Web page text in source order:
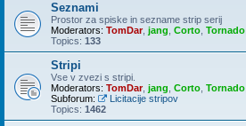
Seznami
Prostor za spiske in sezname strip serij
Moderators: TomDar, jang Corto Tornado
Topics: 133
Stripi
Vse v zvezi s stripi.
Moderators: TomDar, jang Corto Tornado
Subforum:
Licitacije stripov
Topics: 1462